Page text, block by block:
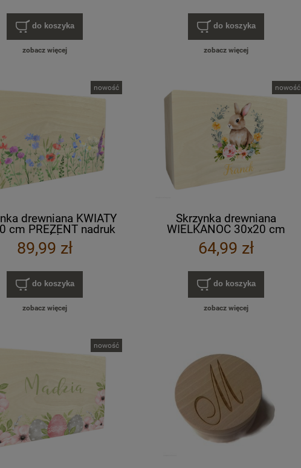
do koszyka
zobacz więcej
do koszyka
zobacz więcej
drewniana KWIATY
cm PREZENT nadruk
RÓŻNE WZORY
89,99 zł
do koszyka
zobacz więcej
nowość
Skrzynka drewniana
WIELKANOC 30x20 cm
PREZENT nadruk UV kolorowy
RÓŻNE WZORY
64,99 zł
do koszyka
zobacz więcej
nowość
nowość